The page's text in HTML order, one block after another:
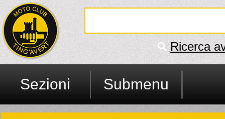
Ricerca
Sezioni Submenu